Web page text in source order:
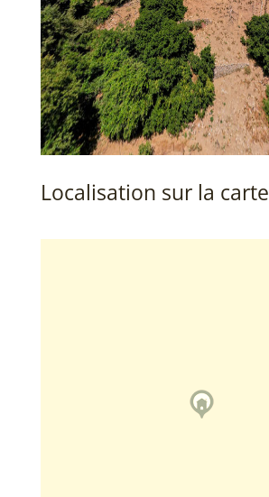
Localisation sur la carte